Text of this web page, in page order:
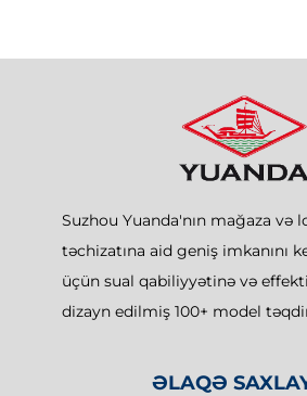
Suzhou Yuanda'nın mağaza və
təchizatına aid geniş imkanını
üçün sual qabiliyyətinə və
dizayn edilmiş 100+ model
ƏLAQƏ